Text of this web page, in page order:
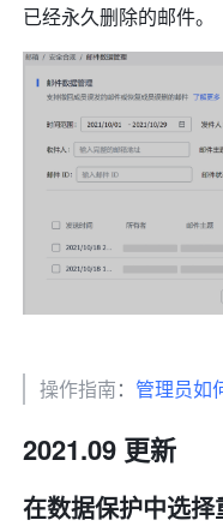
已经永久删除的邮件。
操作指南： 管理员如
2021.09 更新
在数据保护中选择